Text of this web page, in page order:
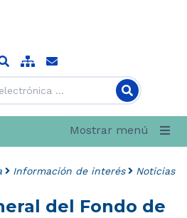
Mostrar menú
Información de interés Noticias
del Fondo de